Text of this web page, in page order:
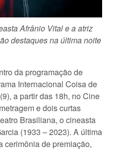
Afrânio Vital e a atriz
destaques na última noite
da programação de
Internacional Coisa de
a partir das 18h, no Cine
e dois curtas
Brasiliana, o cineasta
(1933 – 2023). A última
cerimônia de premiação,